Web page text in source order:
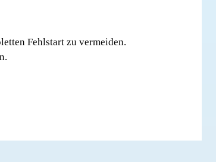
Fehlstart zu vermeiden.